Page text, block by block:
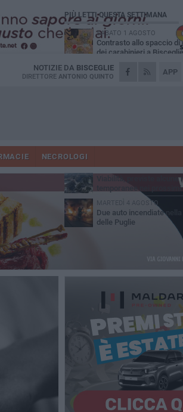
APP
NOTIZIE DA BISCEGLIE
DIRETTORE ANTONIO QUINTO
NECROLOGI
PIÙ LETTI QUESTA SETTIMANA
SABATO 1 AGOSTO
Contrasto allo spaccio di
dei carabinieri a Bisceglie
VENERDÌ 31 LUGLIO
Torna l'appuntamento
Dramma alla spiaggia
VENERDÌ 31 LUGLIO
Viabilità, previste alcune
temporanee nei
MARTEDÌ 4 AGOSTO
Due auto incendiate nella
delle Puglie